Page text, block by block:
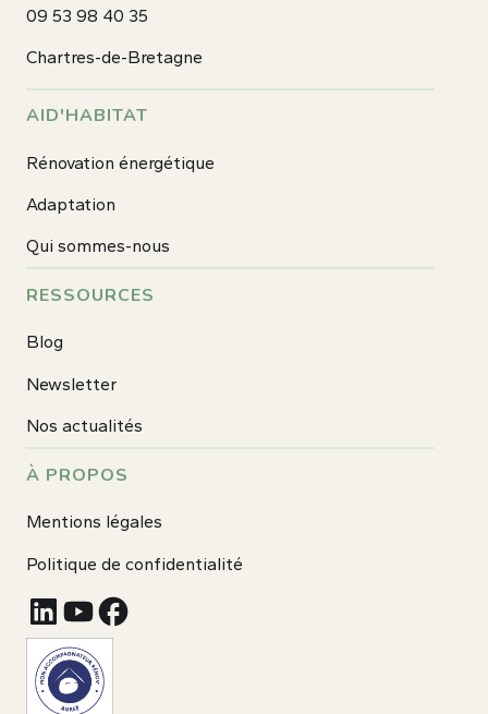
09 53 98 40 35
Chartres-de-Bretagne
AID'HABITAT
Rénovation énergétique
Adaptation
Qui sommes-nous
RESSOURCES
Blog
Newsletter
Nos actualités
À PROPOS
Mentions légales
Politique de confidentialité